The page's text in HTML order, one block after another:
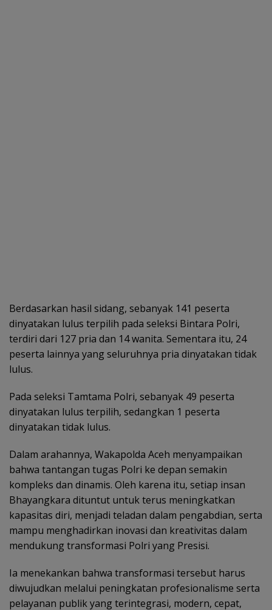
Berdasarkan hasil sidang, sebanyak 141 peserta
dinyatakan lulus terpilih pada seleksi Bintara Polri,
terdiri dari 127 pria dan 14 wanita. Sementara itu, 24
peserta lainnya yang seluruhnya pria dinyatakan tidak
lulus.
Pada seleksi Tamtama Polri, sebanyak 49 peserta
dinyatakan lulus terpilih, sedangkan 1 peserta
dinyatakan tidak lulus.
Dalam arahannya, Wakapolda Aceh menyampaikan
bahwa tantangan tugas Polri ke depan semakin
kompleks dan dinamis. Oleh karena itu, setiap insan
Bhayangkara dituntut untuk terus meningkatkan
kapasitas diri, menjadi teladan dalam pengabdian, serta
mampu menghadirkan inovasi dan kreativitas dalam
mendukung transformasi Polri yang Presisi.
Ia menekankan bahwa transformasi tersebut harus
diwujudkan melalui peningkatan profesionalisme serta
pelayanan publik yang terintegrasi, modern, cepat,